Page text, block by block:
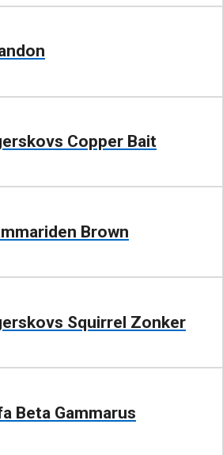
Copper Bait
Brown
Squirrel Zonker
Beta Gammarus